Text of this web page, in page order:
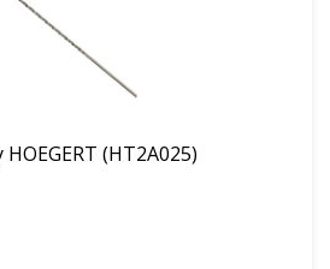
Свердло по металу HOEGERT (HT2A025)